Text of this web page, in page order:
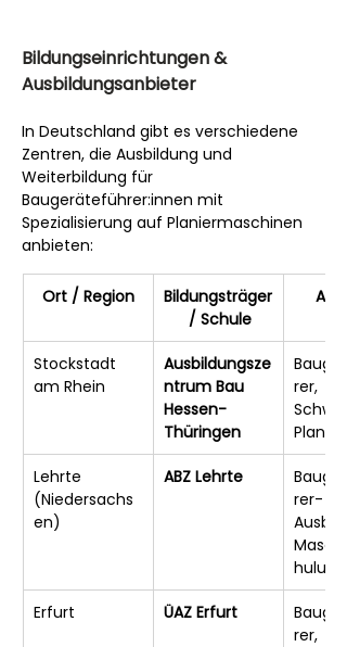
Bildungseinrichtungen &
Ausbildungsanbieter
In Deutschland gibt es verschiedene
Zentren, die Ausbildung und
Weiterbildung für
Baugeräteführer:innen mit
Spezialisierung auf Planiermaschinen
anbieten:
Ort / Region
Bildungsträger
/ Schule
Stockstadt
am Rhein
Ausbildungsze
ntrum Bau
Hessen-
Thüringen
rer,
Lehrte
(Niedersachs
en)
ABZ Lehrte
rer-
Erfurt ÜAZ Erfurt
rer,